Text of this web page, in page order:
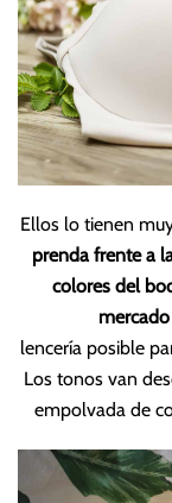
Ellos lo tienen
prenda frente a
colores del
lencería posible
Los tonos van
empolvada de